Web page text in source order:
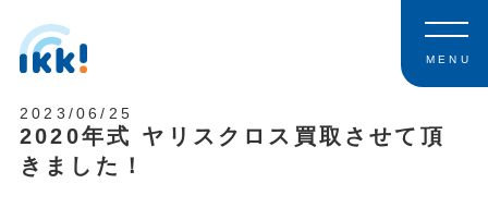
MENU
2023/06/25
2020年式 ヤリスクロス買取させて頂
きました！